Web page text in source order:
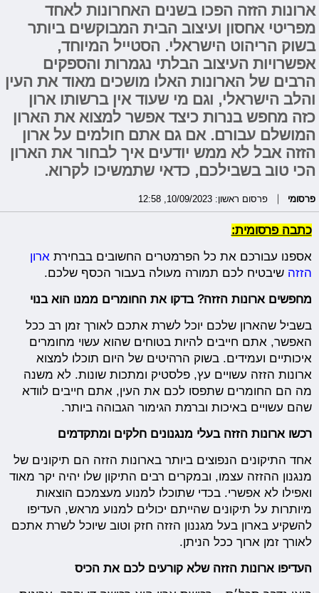
ארונות הזזה הפכו בשנים האחרונות לאחד
מפריטי אחסון ועיצוב הבית המבוקשים ביותר
בשוק הריהוט הישראלי. הסטייל המיוחד,
אפשרויות העיצוב הבלתי נגמרות והספקים
הרבים של הארונות האלו מושכים מאוד את העין
והלב הישראלי, וגם מי שעוד אין ברשותו ארון
כזה מחפש בנרות כיצד אפשר למצוא את הארון
המושלם עבורם. אם גם אתם חולמים על ארון
הזזה אבל לא ממש יודעים איך לבחור את הארון
הכי טוב בשבילכם, כדאי שתמשיכו לקרוא.
פרסומי פרסום ראשון: 10/09/2023, 12:58
כתבה פרסומית:
אספנו עבורכם את כל הפרמטרים החשובים בבחירת ארון
הזזה שיבטיח לכם תמורה מעולה בעבור הכסף שלכם.
מחפשים ארונות הזזה? בדקו את החומרים ממנו הוא בנוי
בשביל שהארון שלכם יוכל לשרת אתכם לאורך זמן רב ככל
האפשר, אתם חייבים להיות בטוחים שהוא עשוי מחומרים
איכותיים ועמידים. בשוק הרהיטים של היום תוכלו למצוא
ארונות הזזה עשויים עץ, פלסטיק ומתכות שונות. לא משנה
מה הם החומרים שתפסו לכם את העין, אתם חייבים לוודא
שהם עשויים באיכות וברמת הגימור הגבוהה ביותר.
רכשו ארונות הזזה בעלי מנגנונים חלקים ומתקדמים
אחד התיקונים הנפוצים ביותר בארונות הזזה הם תיקונים של
מנגנון ההזזה עצמו, ובמקרים רבים התיקון שלו יהיה יקר מאוד
ואפילו לא אפשרי. בכדי שתוכלו למנוע מעצמכם הוצאות
מיותרות על תיקונים שהייתם יכולים למנוע מראש, העדיפו
להשקיע בארון בעל מגננון הזזה חזק וטוב שיוכל לשרת אתכם
לאורך זמן ארוך ככל הניתן.
העדיפו ארונות הזזה שלא קורעים לכם את הכיס